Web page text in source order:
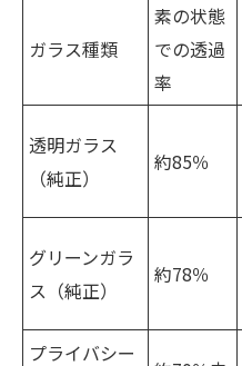
ガラス種類
素の状態
での透過
率
透明ガラス
（純正）
約85％
グリーンガラ
ス（純正）
約78％
プライバシー